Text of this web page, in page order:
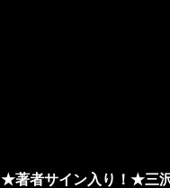
★著者サイン入り！★三沢